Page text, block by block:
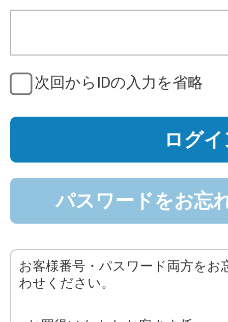
次回からIDの入力を省略
ログ
パスワードをお忘
お客様番号・パスワード両方を
わせください。